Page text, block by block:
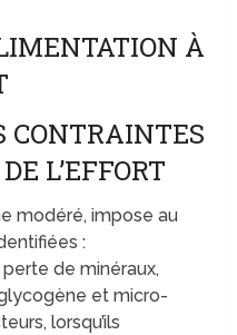
À
CONTRAINTES
L’EFFORT
modéré, impose au
:
de minéraux,
et micro-
lorsqu’ils